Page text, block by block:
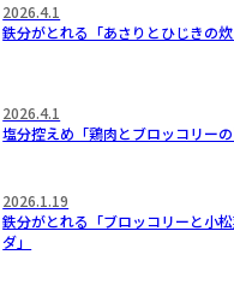
2026.4.1
鉄分がとれる「あさりとひじきの炊
2026.4.1
塩分控えめ「鶏肉とブロッコリーの
2026.1.19
鉄分がとれる「ブロッコリーと小
ダ」